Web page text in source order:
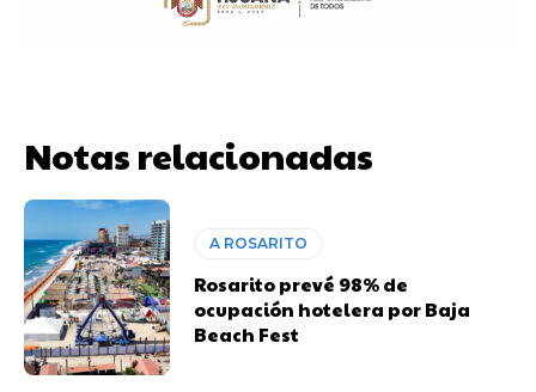
Notas relacionadas
A ROSARITO
Rosarito prevé 98% de
ocupación hotelera por Baja
Beach Fest